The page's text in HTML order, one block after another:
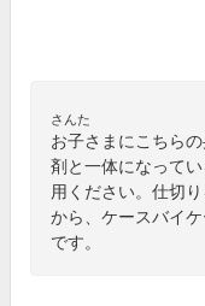
さんた
お子さまにこちら
剤と一体になって
用ください。仕切
から、ケースバイ
です。